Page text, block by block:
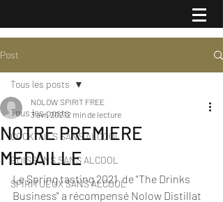
Post
Tous les posts
COCKTAILS SANS ALCOOL
BOISSONS SANS ALCOOL
SPIRITUEUX SANS ALCOOL
Tous les posts
NOTRE PREMIERE
MEDAILLE
NOLOW SPIRIT FREE
3 avr. 20212 min de lecture
Le Spring tasting 2021  de "The Drinks
Business" a récompensé Nolow Distillat